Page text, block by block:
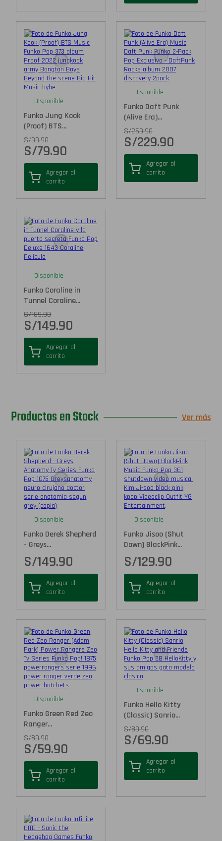
Disponible
Funko Jung Kook
(Proof) BTS...
S/99.90
S/79.90
Agregar al
carrito
Disponible
Funko Daft Punk
(Alive Era)...
S/269.90
S/229.90
Agregar al
carrito
Disponible
Funko Coraline in
Tunnel Coraline...
S/189.90
S/149.90
Agregar al
carrito
Productos en Stock Ver más
Disponible
Funko Derek Shepherd
- Greys...
S/149.90
Agregar al
carrito
Disponible
Funko Jisoo (Shut
Down) BlackPink...
S/129.90
Agregar al
carrito
Disponible
Funko Green Red Zeo
Ranger...
S/89.90
S/59.90
Agregar al
carrito
Disponible
Funko Hello Kitty
(Classic) Sanrio...
S/89.90
S/69.90
Agregar al
carrito